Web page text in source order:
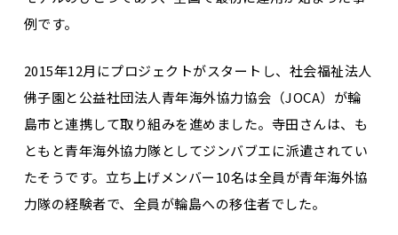
例です。
2015年12月にプロジェクトがスタートし、社会福祉法人
佛子園と公益社団法人青年海外協力協会（JOCA）が輪
島市と連携して取り組みを進めました。寺田さんは、も
ともと青年海外協力隊としてジンバブエに派遣されてい
たそうです。立ち上げメンバー10名は全員が青年海外協
力隊の経験者で、全員が輪島への移住者でした。